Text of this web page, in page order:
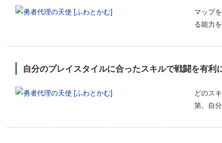
マップ
る能力
自分のプレイスタイルに合ったスキルで戦闘を有利
どのス
第。自